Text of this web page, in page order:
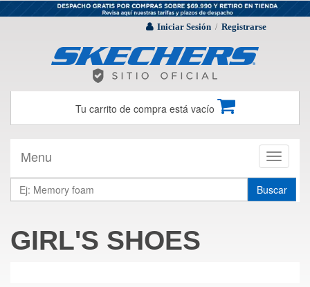
Iniciar Sesión / Registrarse
Tu carrito de compra está vacío
Toggle
Menu
Buscar
GIRL'S SHOES